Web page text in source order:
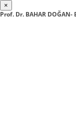
×
Prof. Dr. BAHAR